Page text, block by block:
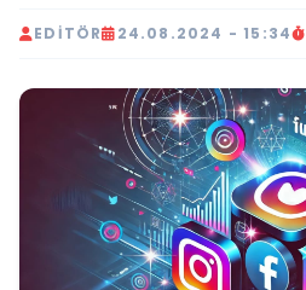
EDITÖR 24.08.2024 - 15:34